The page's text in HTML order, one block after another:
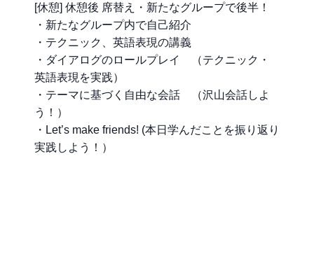
[休憩] 休憩後 席替え・新たなグループで後半！
・新たなグループ内で自己紹介
・テクニック、英語表現の講義
・ダイアログのロールプレイ （テクニック・
英語表現を実践）
・テーマに基づく自由な会話 （沢山会話しよ
う！）
・Let’s make friends! (本日学んだことを振り返り
実践しよう！）